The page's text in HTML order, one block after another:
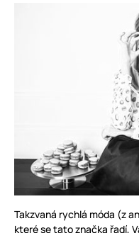
Takzvaná rychlá móda (z
které se tato značka řadí,